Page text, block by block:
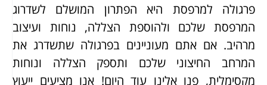
פרגולה למרפסת היא הפתרון המושלם לשדרוג
המרפסת שלכם ולהוספת הצללה, נוחות ועיצוב
מרהיב. אם אתם מעוניינים בפרגולה שתשדרג את
המרחב החיצוני שלכם ותספק הצללה ונוחות
מקסימלית, פנו אלינו עוד היום! אנו מציעים ייעוץ